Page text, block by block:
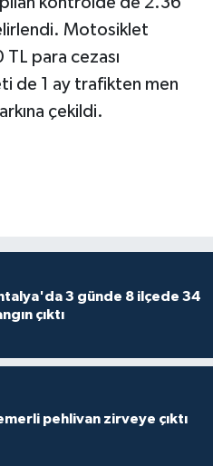
Motosiklet
para cezası
de 1 ay trafikten men
çekildi.
3 günde 8 ilçede 34
çıktı
pehlivan zirveye çıktı